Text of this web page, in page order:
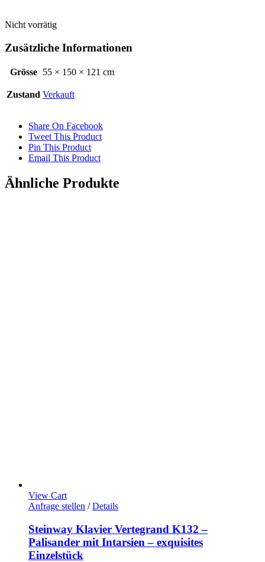
Nicht vorrätig
Zusätzliche Informationen
Grösse 55 × 150 × 121 cm
Zustand Verkauft
Share On Facebook
Tweet This Product
Pin This Product
Email This Product
Ähnliche Produkte
View Cart
Anfrage stellen / Details
Steinway Klavier Vertegrand K132 –
Palisander mit Intarsien – exquisites
Einzelstück